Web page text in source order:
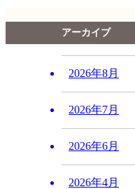
アーカイブ
2026年8月
2026年7月
2026年6月
2026年4月